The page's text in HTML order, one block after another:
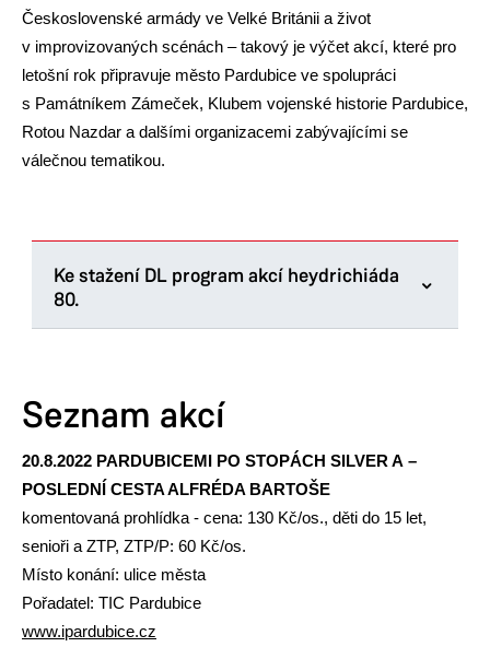
Československé armády ve Velké Británii a život
v improvizovaných scénách – takový je výčet akcí, které pro
letošní rok připravuje město Pardubice ve spolupráci
s Památníkem Zámeček, Klubem vojenské historie Pardubice,
Rotou Nazdar a dalšími organizacemi zabývajícími se
válečnou tematikou.
Ke stažení DL program akcí heydrichiáda
80.
Seznam akcí
20.8.2022 PARDUBICEMI PO STOPÁCH SILVER A –
POSLEDNÍ CESTA ALFRÉDA BARTOŠE
komentovaná prohlídka - cena: 130 Kč/os., děti do 15 let,
senioři a ZTP, ZTP/P: 60 Kč/os.
Místo konání: ulice města
Pořadatel: TIC Pardubice
www.ipardubice.cz